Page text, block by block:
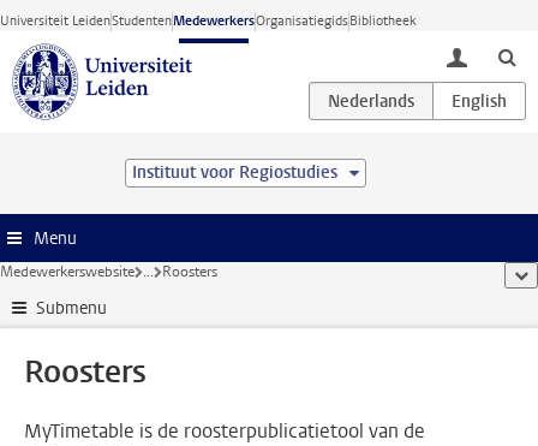
Ga direct naar de inhoud
Universiteit LeidenStudentenMedewerkersOrganisatiegidsBibliotheek
toggle
Instituut voor Regiostudies
Menu
Medewerkerswebsite ... Roosters
Submenu
Roosters
MyTimetable is de roosterpublicatietool van de